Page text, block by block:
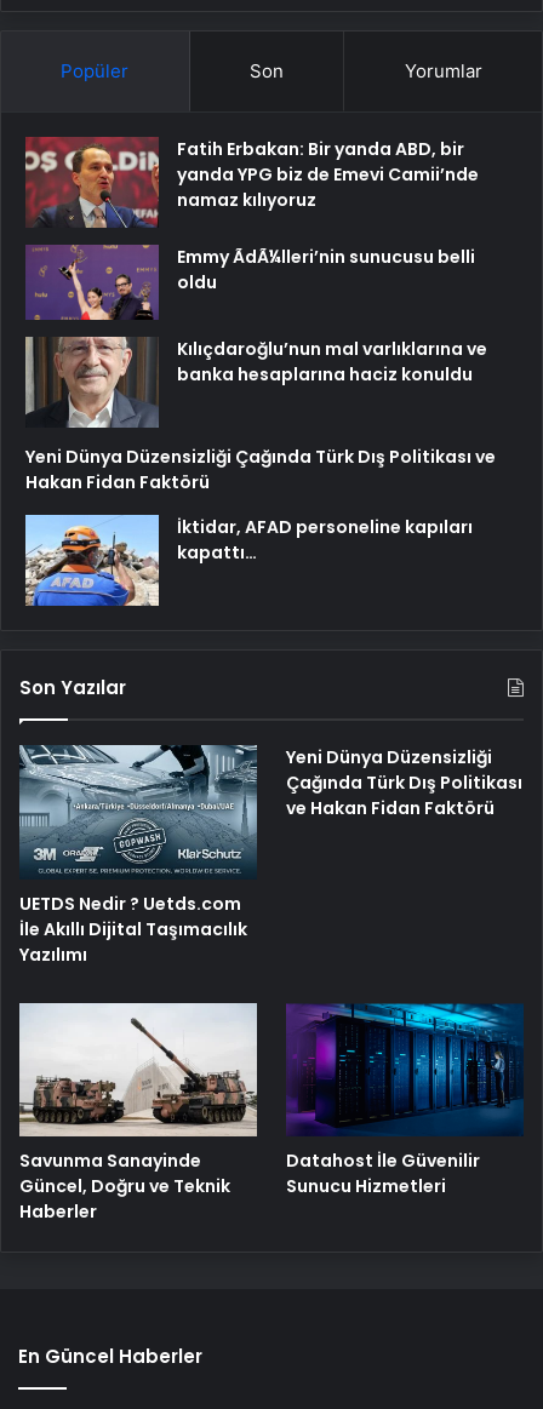
Popüler Son Yorumlar
Fatih Erbakan: Bir yanda ABD, bir
yanda YPG biz de Emevi Camii’nde
namaz kılıyoruz
Emmy ÃdÃ¼lleri’nin sunucusu belli
oldu
Kılıçdaroğlu’nun mal varlıklarına ve
banka hesaplarına haciz konuldu
Yeni Dünya Düzensizliği Çağında Türk Dış Politikası ve
Hakan Fidan Faktörü
İktidar, AFAD personeline kapıları
kapattı…
Son Yazılar
UETDS Nedir ? Uetds.com
İle Akıllı Dijital Taşımacılık
Yazılımı
Yeni Dünya Düzensizliği
Çağında Türk Dış Politikası
ve Hakan Fidan Faktörü
Savunma Sanayinde
Güncel, Doğru ve Teknik
Haberler
Datahost İle Güvenilir
Sunucu Hizmetleri
En Güncel Haberler